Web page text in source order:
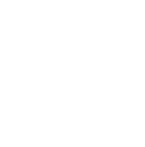
inak, majú izby